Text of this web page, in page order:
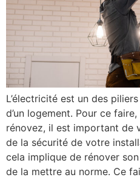
L’électricité est un des
d’un logement. Pour ce
rénovez, il est important de
de la sécurité de votre
cela implique de rénover
de la mettre au norme. Ce